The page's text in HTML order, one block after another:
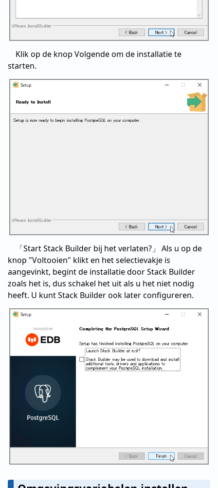
Klik op de knop Volgende om de installatie te
starten.
「Start Stack Builder bij het verlaten?」 Als u op de
knop "Voltooien" klikt en het selectievakje is
aangevinkt, begint de installatie door Stack Builder
zoals het is, dus schakel het uit als u het niet nodig
heeft. U kunt Stack Builder ook later configureren.